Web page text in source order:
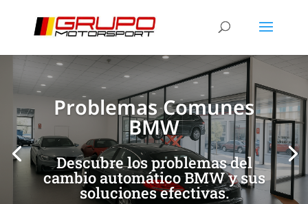
Problemas Comunes
BMW
Descubre los problemas del
cambio automático BMW y sus
soluciones efectivas.
[/et_pb_slide][/et_pb_slide]